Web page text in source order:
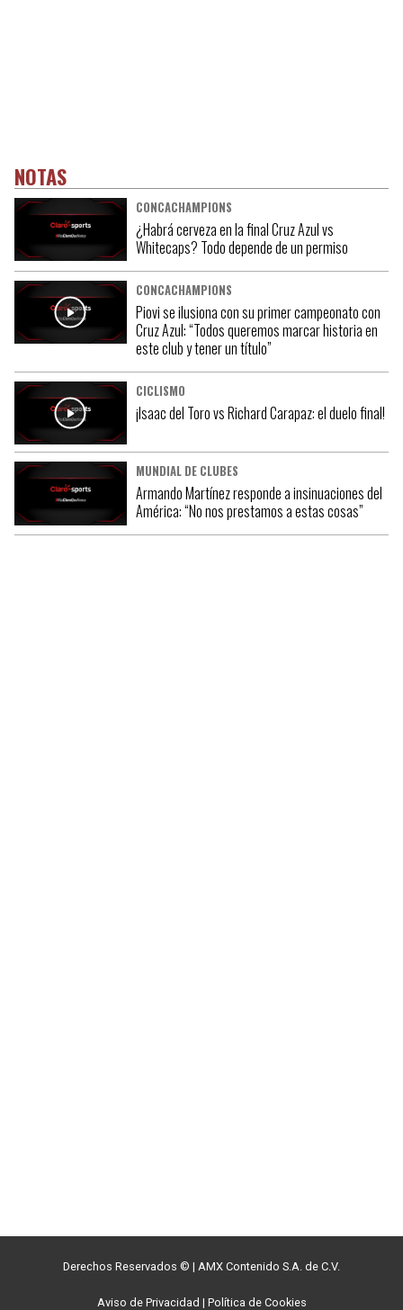
NOTAS
CONCACHAMPIONS
¿Habrá cerveza en la final Cruz Azul vs
Whitecaps? Todo depende de un permiso
CONCACHAMPIONS
Piovi se ilusiona con su primer campeonato con
Cruz Azul: “Todos queremos marcar historia en
este club y tener un título”
CICLISMO
¡Isaac del Toro vs Richard Carapaz: el duelo final!
MUNDIAL DE CLUBES
Armando Martínez responde a insinuaciones del
América: “No nos prestamos a estas cosas”
Derechos Reservados © | AMX Contenido S.A. de C.V.
Aviso de Privacidad | Política de Cookies